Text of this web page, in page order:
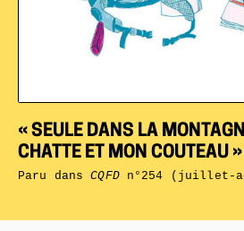
« SEULE DANS LA
CHATTE ET MON COUTEAU »
Paru dansCQFDn°254 (juillet-